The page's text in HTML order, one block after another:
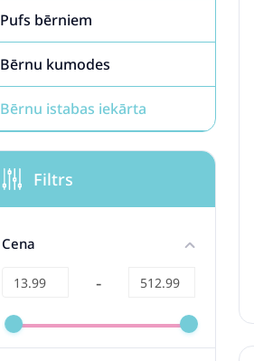
Pufs bērniem
Bērnu kumodes
Bērnu istabas iekārta
Filtrs
Cena
-